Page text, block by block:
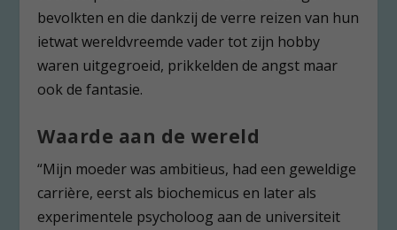
bevolkten en die dankzij de verre reizen van hun
ietwat wereldvreemde vader tot zijn hobby
waren uitgegroeid, prikkelden de angst maar
ook de fantasie.
Waarde aan de wereld
“Mijn moeder was ambitieus, had een geweldige
carrière, eerst als biochemicus en later als
experimentele psycholoog aan de universiteit